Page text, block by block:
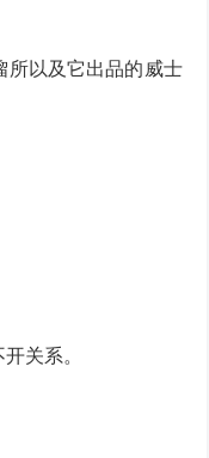
所以及它出品的威士
关系。